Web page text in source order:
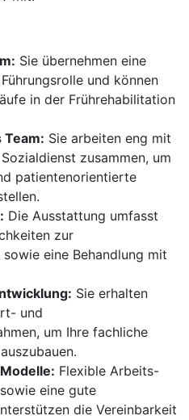
Sie übernehmen eine
und können
in der Frührehabilitation
Sie arbeiten eng mit
zusammen, um
patientenorientierte
Die Ausstattung umfasst
zur
eine Behandlung mit
Sie erhalten
und
um Ihre fachliche
Flexible Arbeits-
eine gute
die Vereinbarkeit